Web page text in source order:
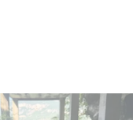
de la mini-série